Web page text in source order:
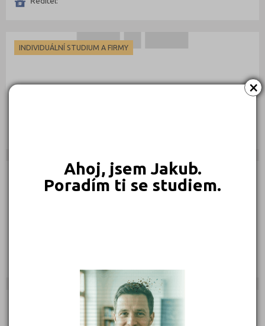
×
Ahoj, jsem Jakub.
Poradím ti se studiem.
INDIVIDUÁLNÍ STUDIUM A FIRMY
IONA centrum, s.r.o.
DOCHÁZKOVÉ KURZY